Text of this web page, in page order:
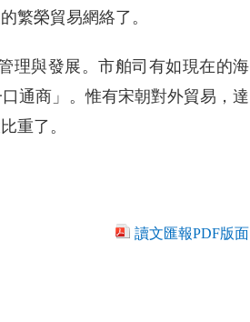
繁榮貿易網絡了。
理與發展。市舶司有如現在的海
通商」。惟有宋朝對外貿易，達
重了。
讀文匯報PDF版面